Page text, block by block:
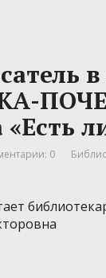
0